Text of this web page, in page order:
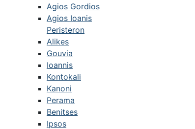
Agios Gordios
Agios Ioanis
Peristeron
Alikes
Gouvia
Ioannis
Kontokali
Kanoni
Perama
Benitses
Ipsos